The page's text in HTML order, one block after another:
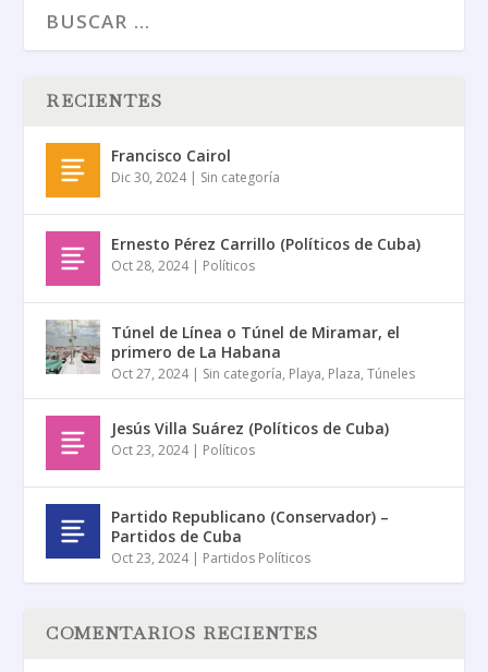
RECIENTES
Francisco Cairol
Dic 30, 2024| Sin categoría
Ernesto Pérez Carrillo (Políticos de Cuba)
Oct 28, 2024| Políticos
Túnel de Línea o Túnel de Miramar, el
primero de La Habana
Oct 27, 2024| Sin categoría, Playa, Plaza,Túneles
Jesús Villa Suárez (Políticos de Cuba)
Oct 23, 2024| Políticos
Partido Republicano (Conservador) –
Partidos de Cuba
Oct 23, 2024| Partidos Políticos
COMENTARIOS RECIENTES